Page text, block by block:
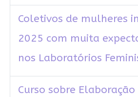
Coletivos de mulheres
2025 com muita
nos Laboratórios
Curso sobre Elaboração